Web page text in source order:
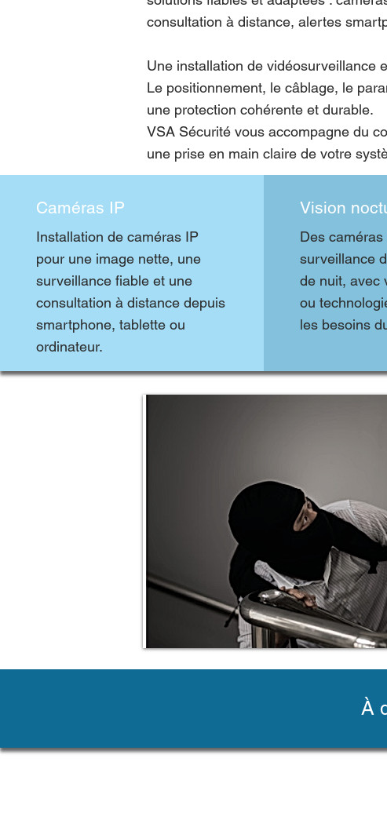
consultation à distance, alertes
Une installation de vidéosurveillance
Le positionnement, le câblage, le
une protection cohérente et durable.
VSA Sécurité vous accompagne du
une prise en main claire de votre
Caméras IP
Installation de caméras IP
pour une image nette, une
surveillance fiable et une
consultation à distance depuis
smartphone, tablette ou
ordinateur.
Vision
Des
surveillance
de nuit, avec
ou
les besoins
À